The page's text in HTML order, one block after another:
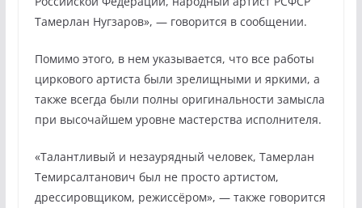
Тамерлан Нугзаров», — говорится в сообщении.
Помимо этого, в нем указывается, что все работы
циркового артиста были зрелищными и яркими, а
также всегда были полны оригинальности замысла
при высочайшем уровне мастерства исполнителя.
«Талантливый и незаурядный человек, Тамерлан
Темирсалтанович был не просто артистом,
дрессировщиком, режиссёром», — также говорится